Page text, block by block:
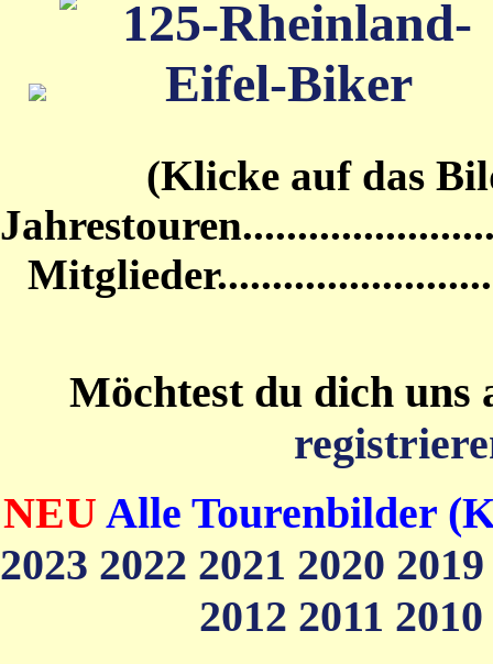
(Klicke auf das
Möchtest du dich uns
NEU Alle Tourenbilder
2023 2022 2021 2020
2012 2011 2010